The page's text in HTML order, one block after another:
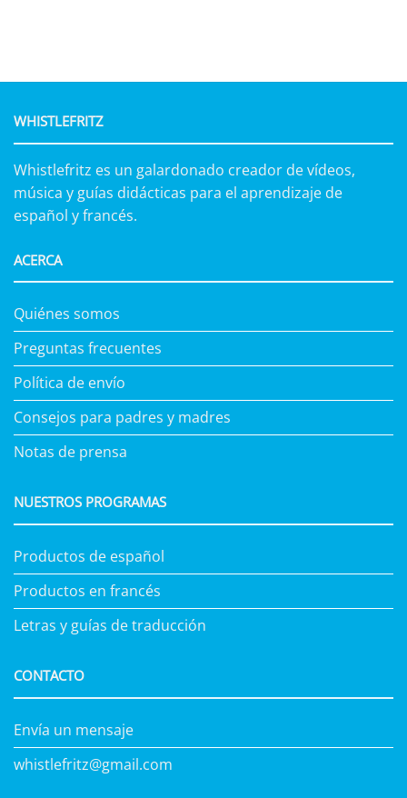
WHISTLEFRITZ
Whistlefritz es un galardonado creador de vídeos,
música y guías didácticas para el aprendizaje de
español y francés.
ACERCA
Quiénes somos
Preguntas frecuentes
Política de envío
Consejos para padres y madres
Notas de prensa
NUESTROS PROGRAMAS
Productos de español
Productos en francés
Letras y guías de traducción
CONTACTO
Envía un mensaje
whistlefritz@gmail.com